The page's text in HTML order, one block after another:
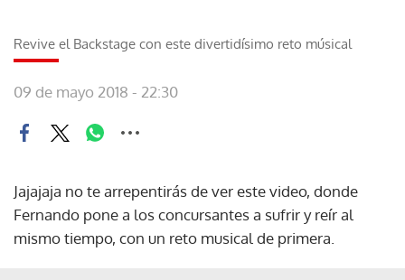
Revive el Backstage con este divertidísimo reto músical
09 de mayo 2018 - 22:30
Jajajaja no te arrepentirás de ver este video, donde
Fernando pone a los concursantes a sufrir y reír al
mismo tiempo, con un reto musical de primera.